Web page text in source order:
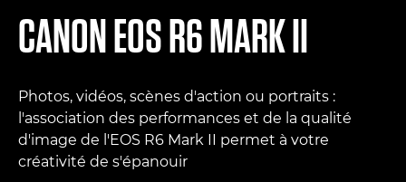
CANONEOS R6 MARK II
Photos, vidéos, scènes d'action ou portraits :
l'association des performances et de la qualité
d'image de l'EOS R6 Mark II permet à votre
créativité de s'épanouir